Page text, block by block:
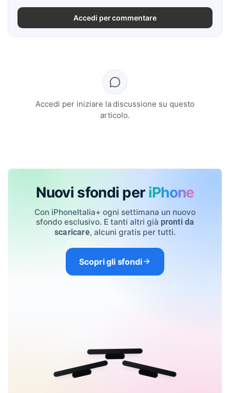
Accedi per commentare
Accedi per iniziare la discussione su questo
articolo.
Nuovi sfondi per iPhone
Con iPhoneItalia+ ogni settimana un nuovo
sfondo esclusivo. E tanti altri già pronti da
scaricare, alcuni gratis per tutti.
Scopri gli sfondi